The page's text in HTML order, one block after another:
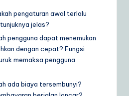
pengaturan awal terlalu
jelas?
pengguna dapat menemukan
dengan cepat? Fungsi
memaksa pengguna
ada biaya tersembunyi?